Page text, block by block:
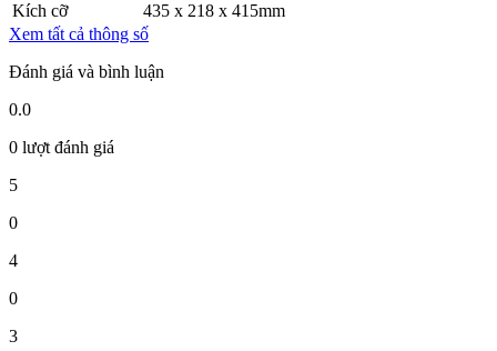
Kích cỡ
435 x 218 x 415mm
Xem tất cả thông số
Đánh giá và bình luận
0.0
0 lượt đánh giá
5
0
4
0
3